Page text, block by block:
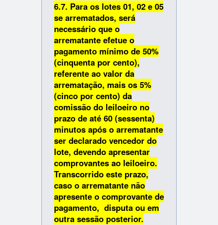
6.7. Para os lotes 01, 02 e 05
se arrematados, será
necessário que o
arrematante efetue o
pagamento mínimo de 50%
(cinquenta por cento),
referente ao valor da
arrematação, mais os 5%
(cinco por cento) da
comissão do leiloeiro no
prazo de até 60 (sessenta)
minutos após o arrematante
ser declarado vencedor do
lote, devendo apresentar
comprovantes ao leiloeiro.
Transcorrido este prazo,
caso o arrematante não
apresente o comprovante de
pagamento, disputa ou em
outra sessão posterior.